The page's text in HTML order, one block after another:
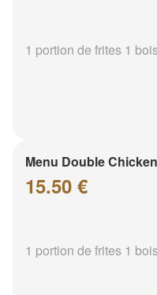
1 portion de frites 1
Menu Double
15.50 €
1 portion de frites 1